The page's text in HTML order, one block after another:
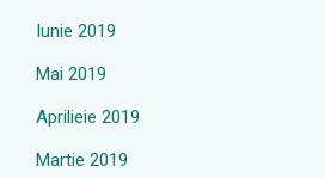
Iunie 2019
Mai 2019
Aprilieie 2019
Martie 2019